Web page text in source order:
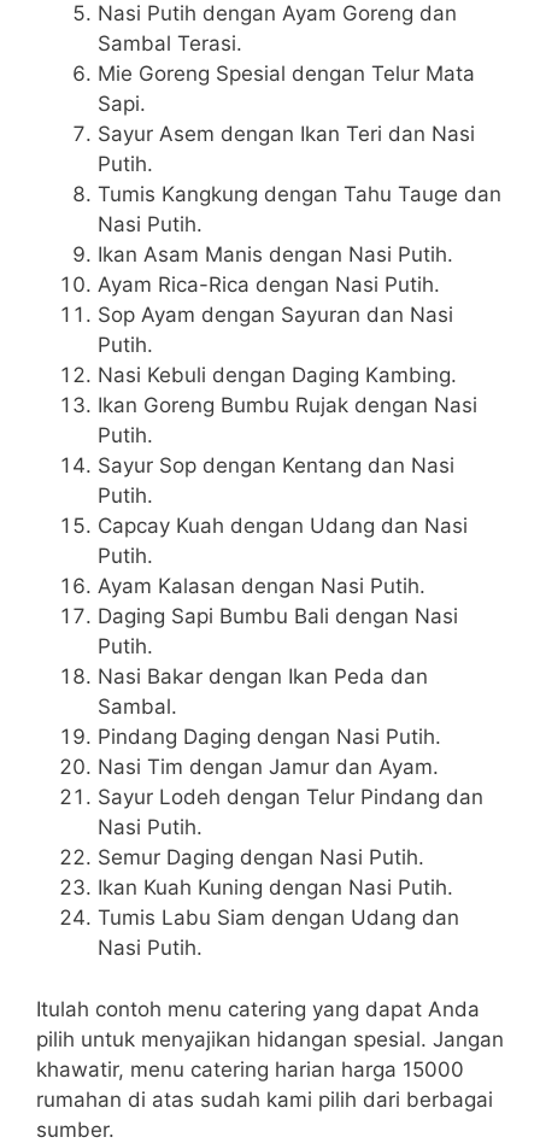
Nasi Putih dengan Ayam Goreng dan
Sambal Terasi.
Mie Goreng Spesial dengan Telur Mata
Sapi.
Sayur Asem dengan Ikan Teri dan Nasi
Putih.
Tumis Kangkung dengan Tahu Tauge dan
Nasi Putih.
Ikan Asam Manis dengan Nasi Putih.
Ayam Rica-Rica dengan Nasi Putih.
Sop Ayam dengan Sayuran dan Nasi
Putih.
Nasi Kebuli dengan Daging Kambing.
Ikan Goreng Bumbu Rujak dengan Nasi
Putih.
Sayur Sop dengan Kentang dan Nasi
Putih.
Capcay Kuah dengan Udang dan Nasi
Putih.
Ayam Kalasan dengan Nasi Putih.
Daging Sapi Bumbu Bali dengan Nasi
Putih.
Nasi Bakar dengan Ikan Peda dan
Sambal.
Pindang Daging dengan Nasi Putih.
Nasi Tim dengan Jamur dan Ayam.
Sayur Lodeh dengan Telur Pindang dan
Nasi Putih.
Semur Daging dengan Nasi Putih.
Ikan Kuah Kuning dengan Nasi Putih.
Tumis Labu Siam dengan Udang dan
Nasi Putih.
Itulah contoh menu catering yang dapat Anda
pilih untuk menyajikan hidangan spesial. Jangan
khawatir, menu catering harian harga 15000
rumahan di atas sudah kami pilih dari berbagai
sumber.